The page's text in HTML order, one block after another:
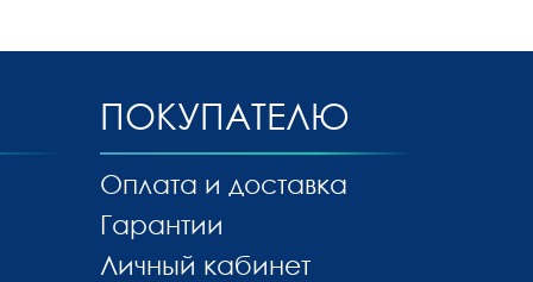
ПОКУПАТЕЛЮ
Оплата и доставка
Гарантии
Личный кабинет